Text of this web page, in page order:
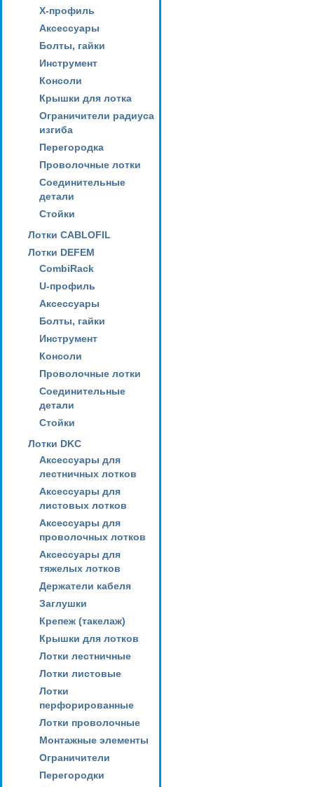
X-профиль
Аксессуары
Болты, гайки
Инструмент
Консоли
Крышки для лотка
Ограничители радиуса
изгиба
Перегородка
Проволочные лотки
Соединительные
детали
Стойки
Лотки CABLOFIL
Лотки DEFEM
CombiRack
U-профиль
Аксессуары
Болты, гайки
Инструмент
Консоли
Проволочные лотки
Соединительные
детали
Стойки
Лотки DKC
Аксессуары для
лестничных лотков
Аксессуары для
листовых лотков
Аксессуары для
проволочных лотков
Аксессуары для
тяжелых лотков
Держатели кабеля
Заглушки
Крепеж (такелаж)
Крышки для лотков
Лотки лестничные
Лотки листовые
Лотки
перфорированные
Лотки проволочные
Монтажные элементы
Ограничители
Перегородки